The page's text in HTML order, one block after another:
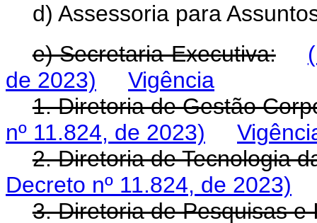
d) Assessoria para
e) Secretaria-Executiva:
de 2023)
Vigência
1. Diretoria de Gestão
nº 11.824, de 2023)
2. Diretoria de Tecnologia
Decreto nº 11.824, de 2023)
3. Diretoria de Pesquisas